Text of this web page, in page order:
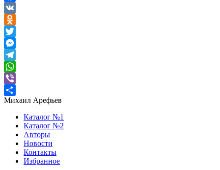
Facebook
VK
Odnoklassniki
Twitter
Messenger
Telegram
WhatsApp
Viber
Отправить
Михаил Арефьев
Каталог №1
Каталог №2
Авторы
Новости
Контакты
Избранное